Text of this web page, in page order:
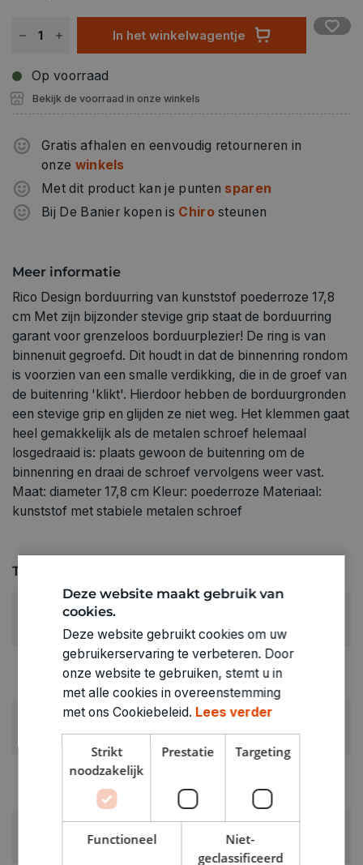
heel gemakkelijk als de metalen schroef helemaal
losgedraaid is: plaats gewoon de buitenring om de
Maat: diameter 17,8 cm Kleur: poederroze Materiaal:
kunststof met stabiele metalen schroef
In het winkelwagentje
Op voorraad
Bekijk de voorraad in onze winkels
Gratis afhalen en eenvoudig retourneren in
onze winkels
Met dit product kan je punten sparen
Bij De Banier kopen is Chirosteunen
Meer informatie
Rico Design borduurring van kunststof poederroze 17,8
cm Met zijn bijzonder stevige grip staat de borduurring
garant voor grenzeloos borduurplezier! De ring is van
binnenuit gegroefd. Dit houdt in dat de binnenring rondom
is voorzien van een smalle verdikking, die in de groef van
de buitenring 'klikt'. Hierdoor hebben de borduurgronden
een stevige grip en glijden ze niet weg. Het klemmen gaat
heel gemakkelijk als de metalen schroef helemaal
losgedraaid is: plaats gewoon de buitenring om de
binnenring en draai de schroef vervolgens weer vast.
Maat: diameter 17,8 cm Kleur: poederroze Materiaal:
kunststof met stabiele metalen schroef
Technische specificaties
DIAMETER:
RUBRIEK:
Algemene benodigdheden
GEWICHT
ARTIKELNUMMER
Deze website maakt gebruik van
cookies.
Deze website gebruikt cookies om uw
gebruikerservaring te verbeteren. Door
onze website te gebruiken, stemt u in
met alle cookies in overeenstemming
met ons Cookiebeleid. Lees verder
Strikt
noodzakelijk
Prestatie Targeting
Functioneel
Niet-
geclassificeerd